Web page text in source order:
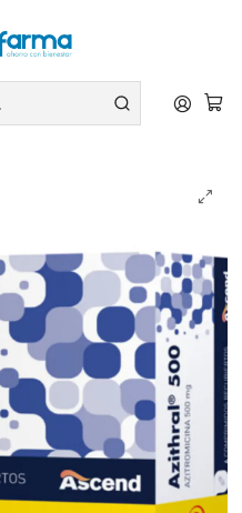
por Rappi - Atención exclusiva
(B) 500 mg 6 Comprimidos.